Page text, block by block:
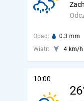
Opad: 0.3 mm
Wiatr:
4 km/h
10:00